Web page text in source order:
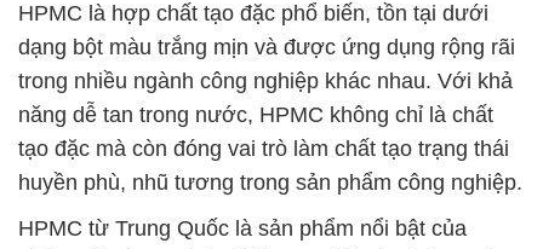
HPMC là hợp chất tạo đặc phổ biến, tồn tại dưới
dạng bột màu trắng mịn và được ứng dụng rộng rãi
trong nhiều ngành công nghiệp khác nhau. Với khả
năng dễ tan trong nước, HPMC không chỉ là chất
tạo đặc mà còn đóng vai trò làm chất tạo trạng thái
huyền phù, nhũ tương trong sản phẩm công nghiệp.
HPMC từ Trung Quốc là sản phẩm nổi bật của